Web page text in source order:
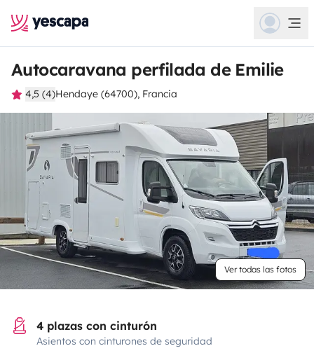
Autocaravana perfilada de Emilie
4,5 (4)Hendaye (64700), Francia
Ver todas las fotos
4 plazas con cinturón
Asientos con cinturones de seguridad